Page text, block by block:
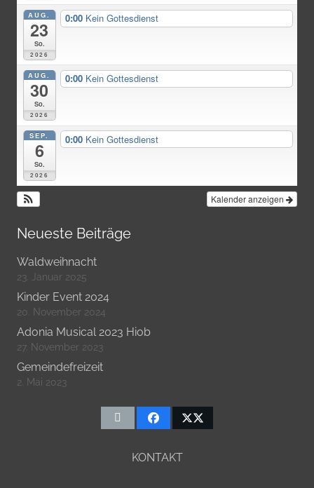
AUG.
23
So.
2026
0:00 Kein Gottesdienst
AUG.
30
So.
2026
0:00 Kein Gottesdienst
SEP.
6
So.
2026
0:00 Kein Gottesdienst
Kalender anzeigen
Neueste Beiträge
Waldweihnacht
23. Januar 2025
Kinder Event 2024
20. November 2024
Adonia Musical 2023 Hiob
27. November 2023
Gemeindefreizeit
2. Mai 2023
KONTAKT